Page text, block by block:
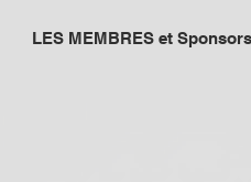
LES MEMBRES et Sponsors